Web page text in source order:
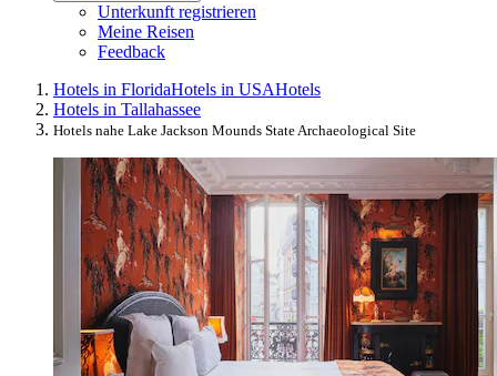
Unterkunft registrieren
Meine Reisen
Feedback
Hotels in FloridaHotels in USAHotels
Hotels in Tallahassee
Hotels nahe Lake Jackson Mounds State Archaeological Site